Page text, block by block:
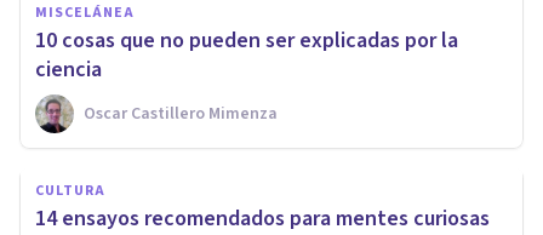
MISCELÁNEA
10 cosas que no pueden ser explicadas por la
ciencia
Oscar Castillero Mimenza
CULTURA
14 ensayos recomendados para mentes curiosas